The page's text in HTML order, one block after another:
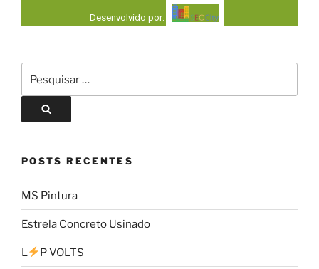
Desenvolvido por:
POSTS RECENTES
MS Pintura
Estrela Concreto Usinado
L P VOLTS